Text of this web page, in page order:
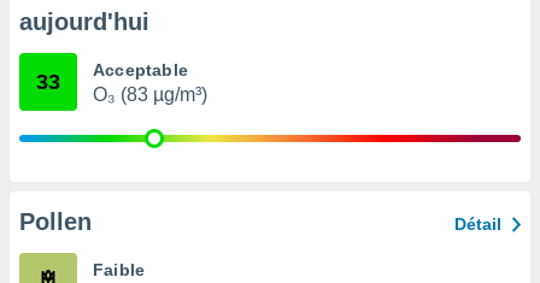
ou
de la
non
aujourd'hui
33 Acceptable
O₃ (83 µg/m³)
Pollen Détail
Faible